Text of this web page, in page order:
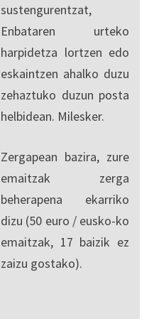
sustengurentzat,
Enbataren urteko
harpidetza lortzen edo
eskaintzen ahalko duzu
zehaztuko duzun posta
helbidean. Milesker.
Zergapean bazira, zure
emaitzak zerga
beherapena ekarriko
dizu (50 euro / eusko-ko
emaitzak, 17 baizik ez
zaizu gostako).